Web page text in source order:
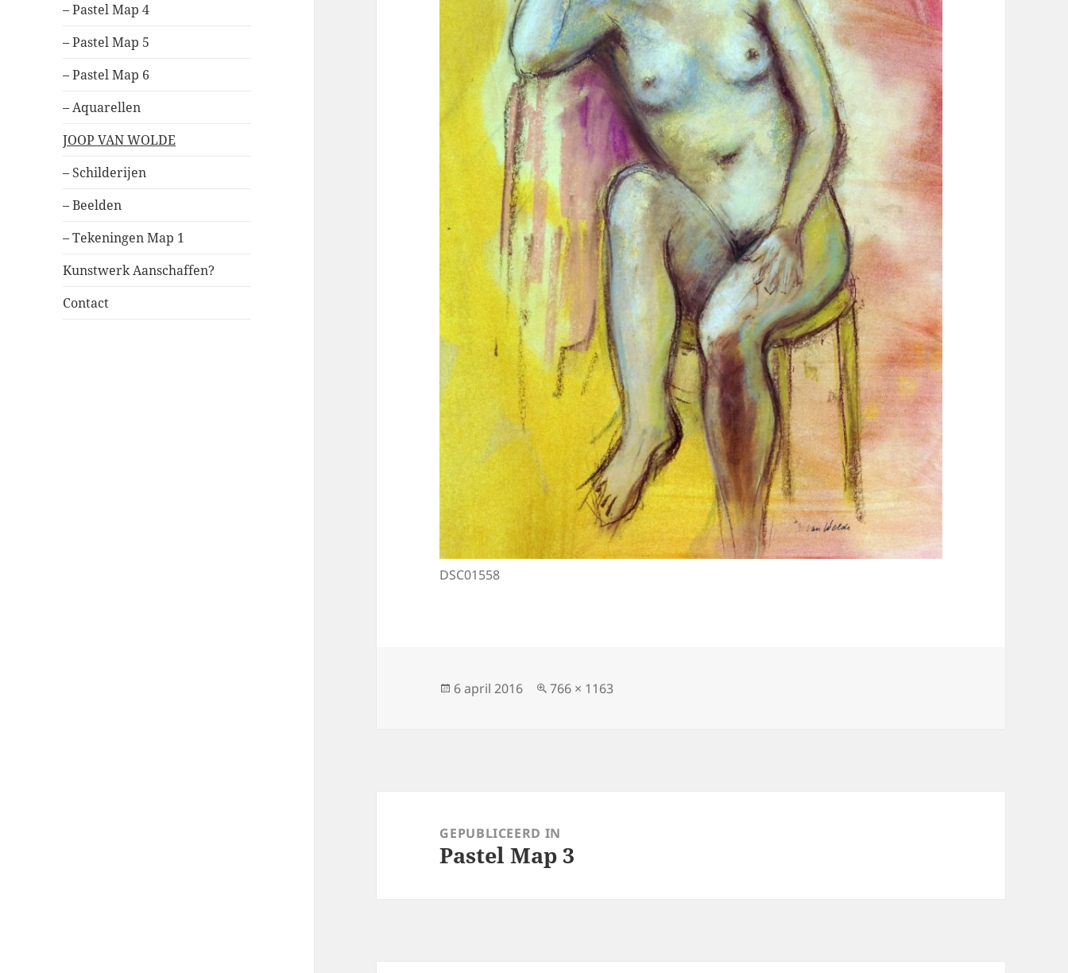
– Pastel Map 4
– Pastel Map 5
– Pastel Map 6
– Aquarellen
JOOP VAN WOLDE
– Schilderijen
– Beelden
– Tekeningen Map 1
Kunstwerk Aanschaffen?
Contact
DSC01558
Geplaatst
6 april 2016
Volledige
766 × 1163
navigatieGEPUBLICEERD IN
Pastel Map 3